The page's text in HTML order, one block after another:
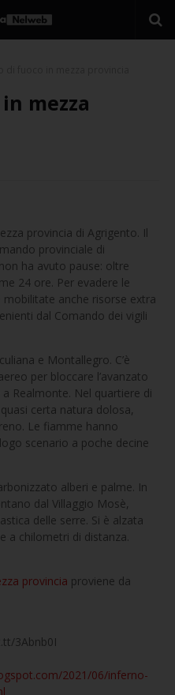
mezza
provincia di Agrigento. Il
provinciale di
ha avuto pause: oltre
24 ore. Per evadere le
anche risorse extra
dal Comando dei vigili
e Montallegro. C’è
per bloccare l’avanzato
Realmonte. Nel quartiere di
certa natura dolosa,
Le fiamme hanno
scenario a poche decine
alberi e palme. In
dal Villaggio Mosè,
delle serre. Si è alzata
a chilometri di distanza.
provincia proviene da
3Abnb0I
2021/06/inferno-